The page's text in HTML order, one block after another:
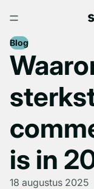
Blog
is in
18 augustus 2025